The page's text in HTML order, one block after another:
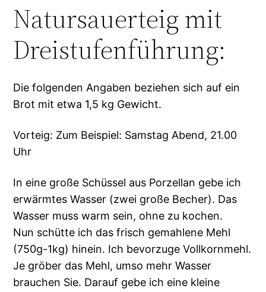
Natursauerteig mit
Dreistufenführung:
Die folgenden Angaben beziehen sich auf ein
Brot mit etwa 1,5 kg Gewicht.
Vorteig: Zum Beispiel: Samstag Abend, 21.00
Uhr
In eine große Schüssel aus Porzellan gebe ich
erwärmtes Wasser (zwei große Becher). Das
Wasser muss warm sein, ohne zu kochen.
Nun schütte ich das frisch gemahlene Mehl
(750g-1kg) hinein. Ich bevorzuge Vollkornmehl.
Je gröber das Mehl, umso mehr Wasser
brauchen Sie. Darauf gebe ich eine kleine